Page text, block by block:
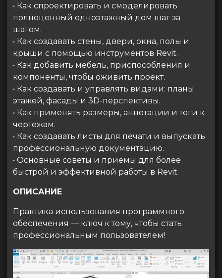
• Как спроектировать и смоделировать
полноценный одноэтажный дом шаг за
шагом.
• Как создавать стены, двери, окна, полы и
крыши с помощью инструментов Revit.
• Как добавить мебель, приспособления и
компоненты, чтобы оживить проект.
• Как создавать и управлять видами: планы
этажей, фасады и 3D-перспективы.
• Как применять размеры, аннотации и теги к
чертежам.
• Как создавать листы для печати и выпускать
профессиональную документацию.
• Основные советы и приемы для более
быстрой и эффективной работы в Revit.
ОПИСАНИЕ
Практика использования программного
обеспечения — ключ к тому, чтобы стать
профессиональным пользователем!